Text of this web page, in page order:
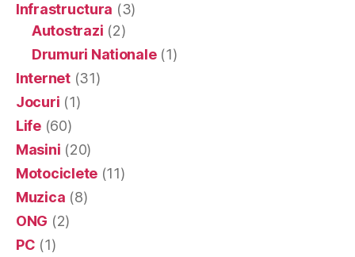
Infrastructura (3)
Autostrazi (2)
Drumuri Nationale(1)
Internet(31)
Jocuri (1)
Life(60)
Masini (20)
Motociclete (11)
Muzica (8)
ONG (2)
PC (1)